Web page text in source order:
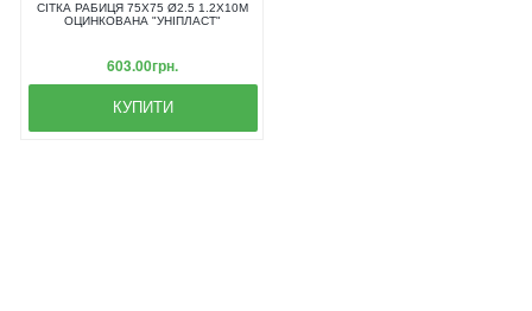
СІТКА РАБИЦЯ 75Х75 Ø2.5 1.2Х10М
ОЦИНКОВАНА "УНІПЛАСТ"
603.00грн.
КУПИТИ